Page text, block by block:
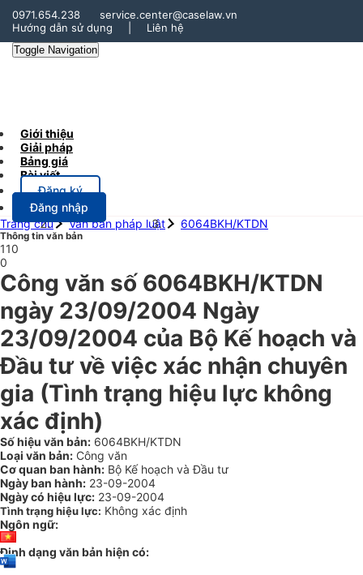
0971.654.238
service.center@caselaw.vn
Hướng dẫn sử dụng
Liên hệ
Toggle Navigation
Giới thiệu
Giải pháp
Bảng giá
Bài viết
Đăng ký
Đăng nhập
Trang chủ
Văn bản pháp luật 6064BKH/KTDN
Thông tin văn bản
110
0
Công văn số 6064BKH/KTDN
ngày 23/09/2004 Ngày
23/09/2004 của Bộ Kế hoạch và
Đầu tư về việc xác nhận chuyên
gia (Tình trạng hiệu lực không
xác định)
Số hiệu văn bản: 6064BKH/KTDN
Loại văn bản: Công văn
Cơ quan ban hành: Bộ Kế hoạch và Đầu tư
Ngày ban hành: 23-09-2004
Ngày có hiệu lực: 23-09-2004
Tình trạng hiệu lực: Không xác định
Ngôn ngữ:
Định dạng văn bản hiện có: